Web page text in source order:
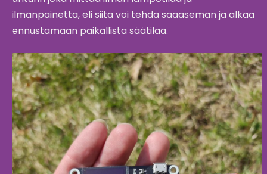
ilmanpainetta, eli siitä voi tehdä sääaseman ja alkaa
ennustamaan paikallista säätilaa.